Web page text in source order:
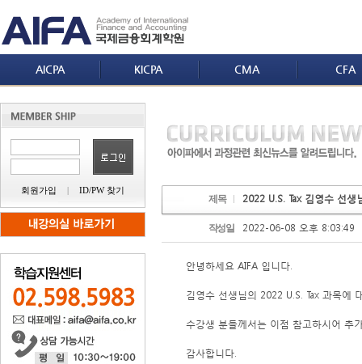
AICPA KICPA CMA CFA
회원가입 | ID/PW 찾기
제목 2022 U.S. Tax 김영수 선
작성일 2022-06-08 오후 8:03:49
안녕하세요 AIFA 입니다.
김영수 선생님의 2022 U.S. Tax 과목에
수강생 분들께서는 이점 참고하시어 추
감사합니다.